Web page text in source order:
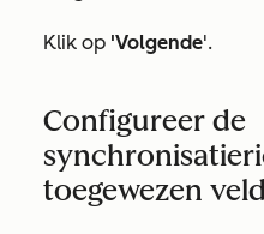
Klik op 'Volgende'.
Configureer de
toegewezen